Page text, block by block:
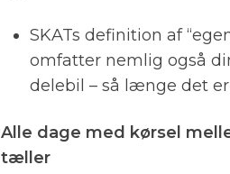
SKATs definition af
omfatter nemlig også
delebil – så længe det
Alle dage med kørsel
tæller